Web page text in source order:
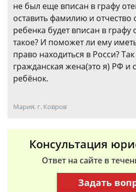
не был еще вписан в графу
оставить фамилию и отчество
ребенка будет вписан в
такое? И поможет ли ему
право находиться в Росси? Так
гражданская жена(это я) РФ и
ребёнок.
Мария, г. Ковров
Консультация
Ответ на сайте в
Задать